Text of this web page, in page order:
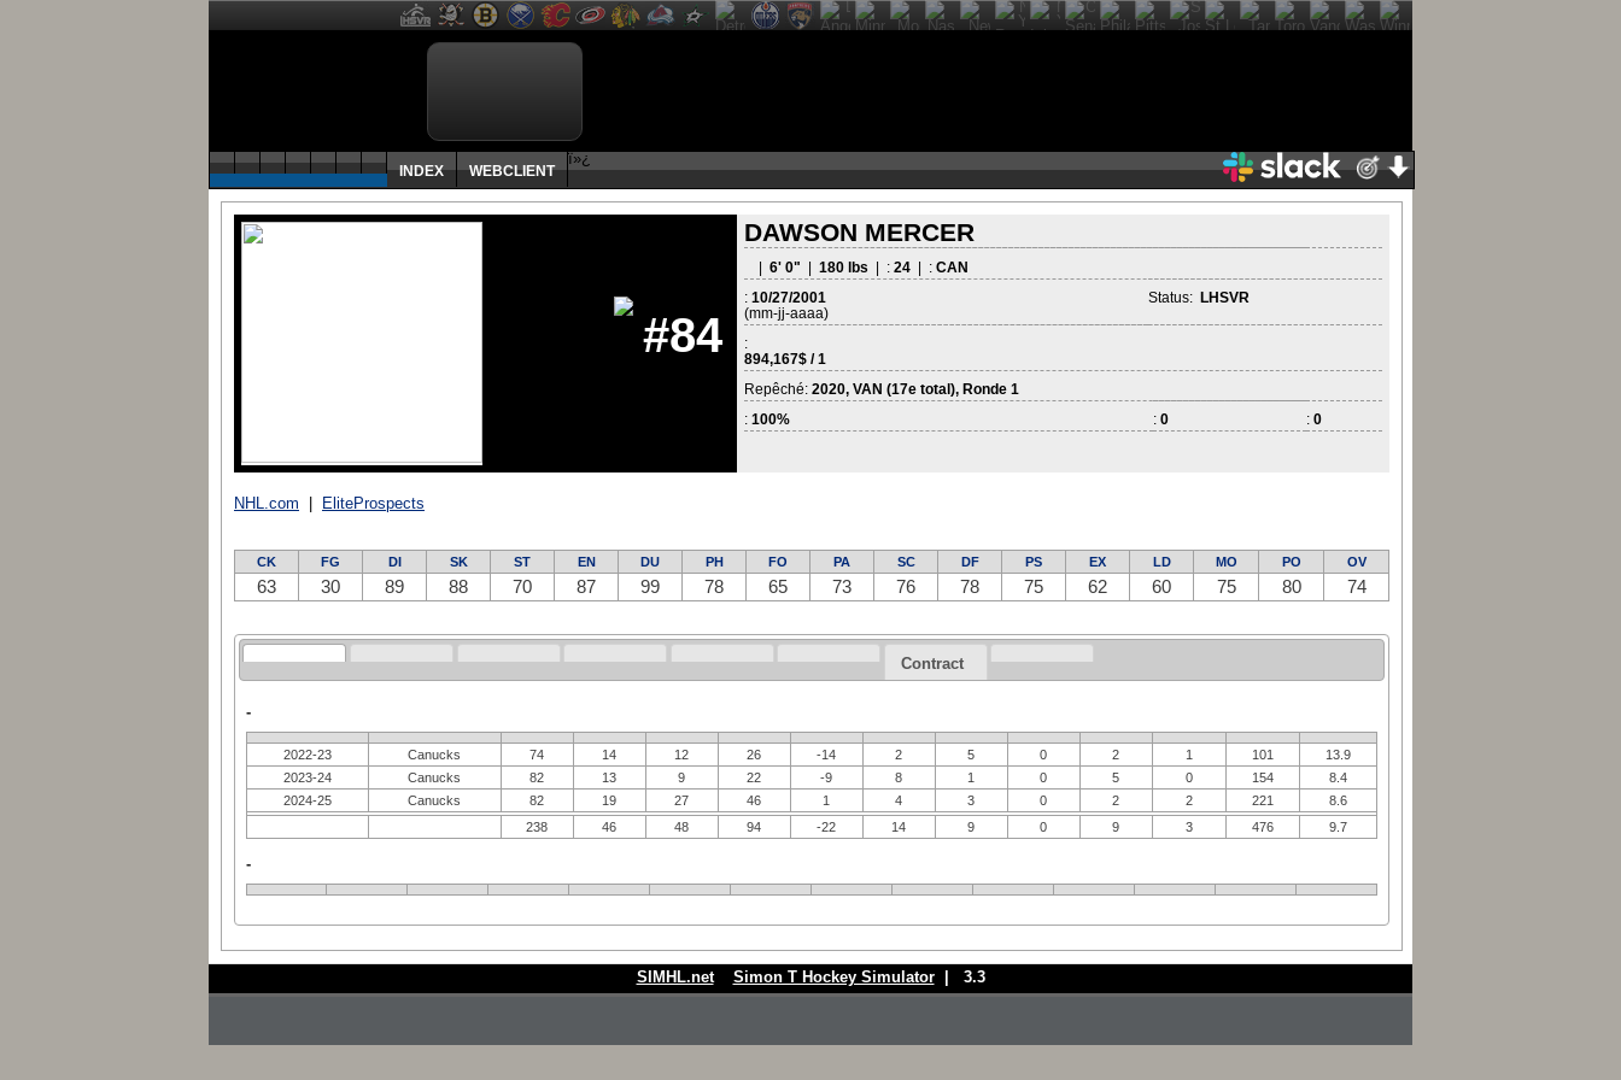
ï»¿
INDEX WEBCLIENT
#84
DAWSON MERCER
| 6' 0" | 180 lbs | : 24 | : CAN
: 10/27/2001
(mm-jj-aaaa)
Status: LHSVR
:
894,167$ / 1
Repêché: 2020, VAN (17e total), Ronde 1
: 100% : 0 : 0
NHL.com EliteProspects
CK FG DI SK ST EN DU PH FO PA SC DF PS EX LD MO PO OV
63 30 89 88 70 87 99 78 65 73 76 78 75 62 60 75 80 74
Contract
-
2022-23 Canucks 74 14 12 26 -14 2 5 0 2 1 101
13.9
2023-24
Canucks 82 13 9 22 -9 8 1 0 5 0 154
8.4
2024-25
Canucks 82 19 27 46 1 4 3 0 2 2 221
8.6
238
46 48 94 -22 14 9 0 9 3 476 9.7
-
SIMHL.net Simon T Hockey Simulator| 3.3